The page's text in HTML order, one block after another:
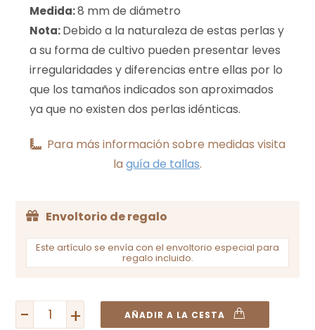
Medida:8 mm de diámetro
Nota:Debido a la naturaleza de estas perlas y
a su forma de cultivo pueden presentar leves
irregularidades y diferencias entre ellas por lo
que los tamaños indicados son aproximados
ya que no existen dos perlas idénticas.
Para más información sobre medidas visita
laguía de tallas.
Envoltorio de regalo
Este artículo se envía con el envoltorio especial para
regalo incluido.
- + AÑADIR A LA CESTA